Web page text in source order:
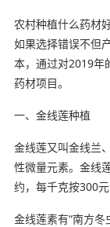
农村种植什么药材
如果选择错误不但
本，通过对2019年
药材项目。
一、金线莲种植
金线莲又叫金线兰
性微量元素。金线
约，每千克按300元
金线莲素有“南方